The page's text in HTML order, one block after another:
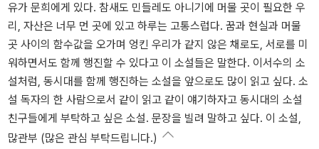
유가 문희에게 있다. 참새도 민들레도 아니기에 머물 곳이 필요한 우
리, 자산은 너무 먼 곳에 있고 하루는 고통스럽다. 꿈과 현실과 머물
곳 사이의 함수값을 오가며 엉킨 우리가 같지 않은 채로도, 서로를 미
워하면서도 함께 행진할 수 있다고 이 소설들은 말한다. 이서수의 소
설처럼, 동시대를 함께 행진하는 소설을 앞으로도 많이 읽고 싶다. 소
설 독자의 한 사람으로서 같이 읽고 같이 얘기하자고 동시대의 소설
친구들에게 부탁하고 싶은 소설. 문장을 빌려 말하고 싶다. 이 소설,
많관부 (많은 관심 부탁드립니다.)